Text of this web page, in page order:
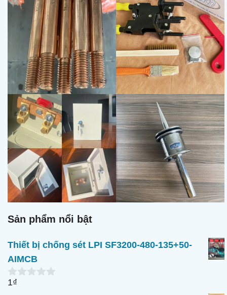
Sản phẩm nổi bật
Thiết bị chống sét LPI SF3200-480-135+50-
AIMCB
0
1₫